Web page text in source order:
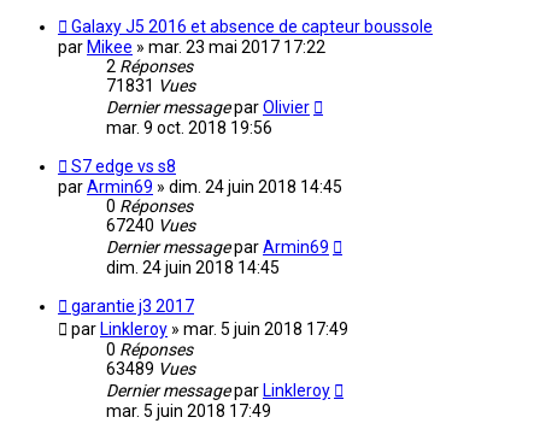
Galaxy J5 2016 et absence de capteur boussole
par Mikee » mar. 23 mai 2017 17:22
2 Réponses
71831 Vues
Dernier messageparOlivier
mar. 9 oct. 2018 19:56
S7 edge vs s8
parArmin69 » dim. 24 juin 2018 14:45
0 Réponses
67240 Vues
Dernier messageparArmin69
dim. 24 juin 2018 14:45
garantie j3 2017
par Linkleroy » mar. 5 juin 2018 17:49
0 Réponses
63489 Vues
Dernier messagepar Linkleroy
mar. 5 juin 2018 17:49